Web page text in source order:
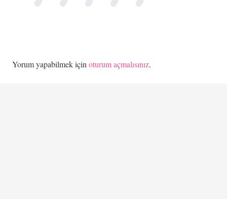
Yorum yapabilmek için oturum açmalısınız.